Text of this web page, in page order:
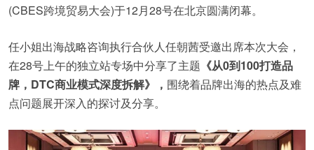
(CBES跨境贸易大会)于12月28号在北京圆满闭幕。
任小姐出海战略咨询执行合伙人任朝茜受邀出席本次大会，
在28号上午的独立站专场中分享了主题 《从0到100打造品
牌，DTC商业模式深度拆解》， 围绕着品牌出海的热点及难
点问题展开深入的探讨及分享。